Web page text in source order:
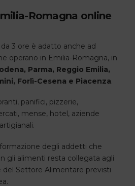
Romagna online
3 ore è adatto anche ad
operano in Emilia-Romagna, in
Parma, Reggio Emilia,
Forlì-Cesena e Piacenza.
panifici, pizzerie,
mense, hotel, aziende
degli addetti che
gli alimenti resta collegata agli
del Settore Alimentare previsti